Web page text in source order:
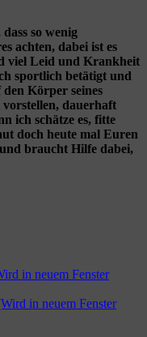
so wenig
achten, dabei ist es
viel Leid und Krankheit
sportlich betätigt und
Körper seines
dauerhaft
ich schätze es, fitte
doch heute mal Euren
braucht Hilfe dabei,
in neuem Fenster
in neuem Fenster